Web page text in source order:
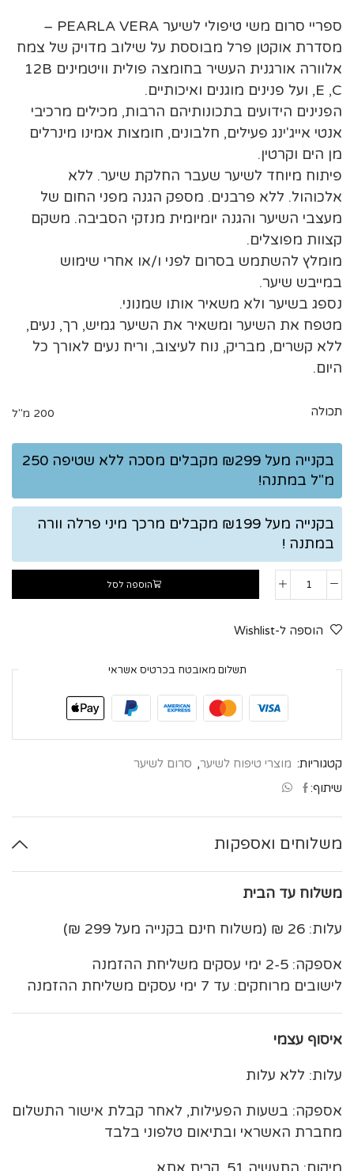
ספריי סרום משי טיפולי לשיער PEARLA VERA –
מסדרת אוקטן פרל מבוססת על שילוב מדויק של צמח
אלוורה אורגנית העשיר בחומצה פולית וויטמינים 12B
,E ,C ועל פנינים מוגנים ואיכותיים.
הפנינים הידועים בתכונותיהם הרבות, מכילים מרכיבי
אנטי אייג'ינג פעילים, חלבונים, חומצות אמינו מינרלים
מן הים וקרטין.
פיתוח מיוחד לשיער שעבר החלקת שיער. ללא
אלכוהול. ללא פרבנים. מספק הגנה מפני החום של
מעצבי השיער והגנה יומיומית מנזקי הסביבה. משקם
קצוות מפוצלים.
מומלץ להשתמש בסרום לפני ו/או אחרי שימוש
במייבש שיער.
נספג בשיער ולא משאיר אותו שמנוני.
מטפח את השיער ומשאיר את השיער גמיש, רך, נעים,
ללא קשרים, מבריק, נוח לעיצוב, וריח נעים לאורך כל
היום.
תכולה 200 מ"ל
בקנייה מעל ₪299 מקבלים מסכה ללא שטיפה 250
מ"ל במתנה!
בקנייה מעל ₪199 מקבלים מרכך מיני פרלה וורה
במתנה !
הוספה לסל
הוספה ל-Wishlist
תשלום מאובטח בכרטיס אשראי
קטגוריות: מוצרי טיפוח לשיער, סרום לשיער
שיתוף:
משלוחים ואספקות
משלוח עד הבית
עלות: 26 ₪ (משלוח חינם בקנייה מעל 299 ₪)
אספקה: 2-5 ימי עסקים משליחת ההזמנה
לישובים מרוחקים: עד 7 ימי עסקים משליחת ההזמנה
איסוף עצמי
עלות: ללא עלות
אספקה: בשעות הפעילות, לאחר קבלת אישור התשלום
מחברת האשראי ובתיאום טלפוני בלבד